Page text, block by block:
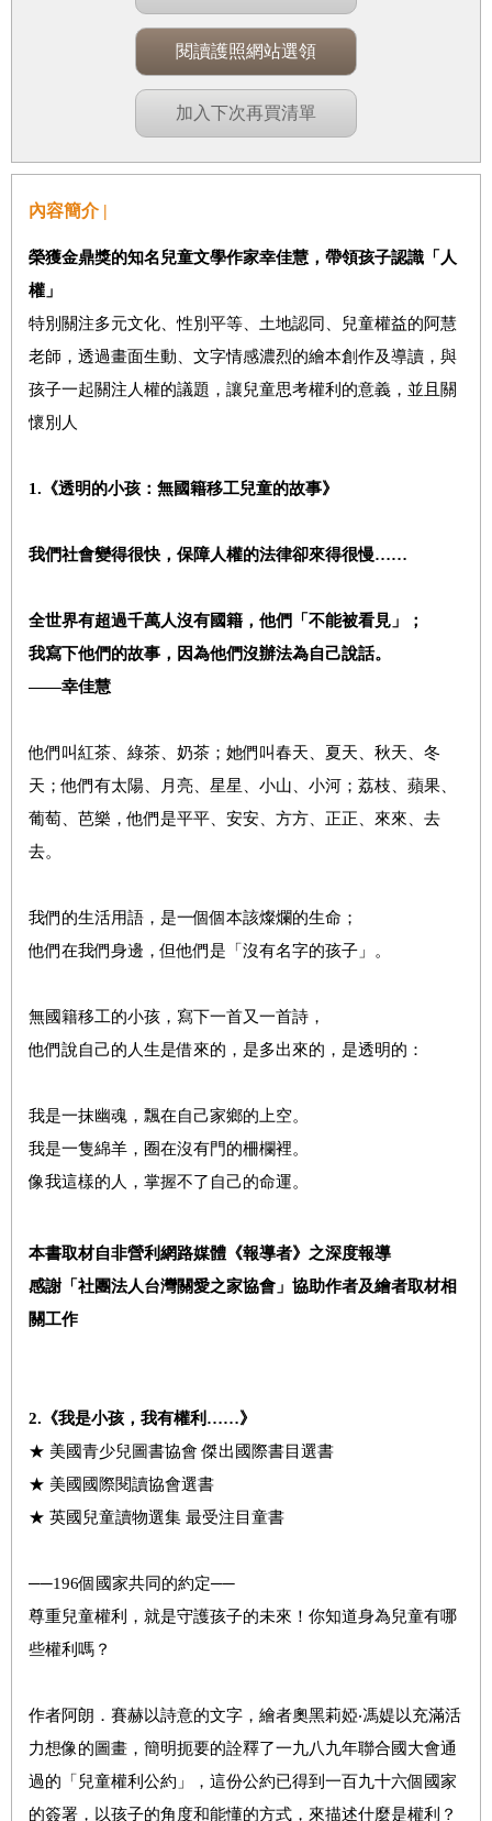
閱讀護照網站選領
加入下次再買清單
內容簡介 |
榮獲金鼎獎的知名兒童文學作家幸佳慧，帶領孩子認識 「人
權」
特別關注多元文化、性別平等、土地認同、兒童權益的阿慧
老師，透過畫面生動、文字情感濃烈的繪本創作及導讀，與
孩子一起關注人權的議題，讓兒童思考權利的意義，並且關
懷別人
1. 《透明的小孩：無國籍移工兒童的故事》
我們社會變得很快，保障人權的法律卻來得很慢……
全世界有超過千萬人沒有國籍，他們「不能被看見」；
我寫下他們的故事，因為他們沒辦法為自己說話。
——幸佳慧
他們叫紅茶、綠茶、奶茶；她們叫春天、夏天、秋天、冬
天；他們有太陽、月亮、星星、小山、小河；荔枝、蘋果、
葡萄、芭樂，他們是平平、安安、方方、正正、來來、去
去。
我們的生活用語，是一個個本該燦爛的生命；
他們在我們身邊，但他們是「沒有名字的孩子」。
無國籍移工的小孩，寫下一首又一首詩，
他們說自己的人生是借來的，是多出來的，是透明的：
我是一抹幽魂，飄在自己家鄉的上空。
我是一隻綿羊，圈在沒有門的柵欄裡。
像我這樣的人，掌握不了自己的命運。
本書取材自非營利網路媒體《報導者》之深度報導
感謝「社團法人台灣關愛之家協會」協助作者及繪者取材相
關工作
2. 《我是小孩，我有權利……》
★ 美國青少兒圖書協會 傑出國際書目選書
★ 美國國際閱讀協會選書
★ 英國兒童讀物選集 最受注目童書
──196個國家共同的約定──
尊重兒童權利，就是守護孩子的未來！你知道身為兒童有哪
些權利嗎？
作者阿朗．賽赫以詩意的文字，繪者奧黑莉婭‧馮媞以充滿活
力想像的圖畫，簡明扼要的詮釋了一九八九年聯合國大會通
過的「兒童權利公約」，這份公約已得到一百九十六個國家
的簽署，以孩子的角度和能懂的方式，來描述什麼是權利？